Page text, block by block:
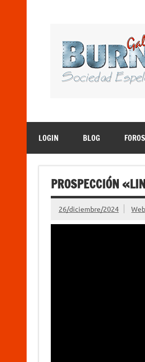
LOGIN BLOG FOROS
PROSPECCIÓN
26/diciembre/2024